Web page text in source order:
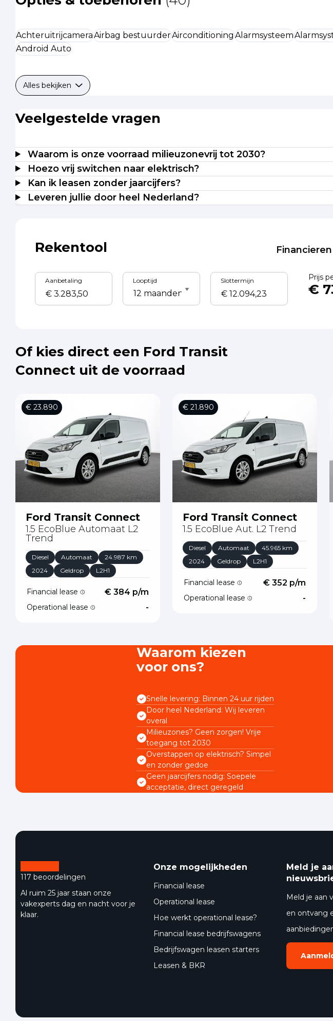
AchteruitrijcameraAirbag bestuurderAirconditioningAlarmsysteem
Android Auto
Alles bekijken
Veelgestelde vragen
Waarom is onze voorraad milieuzonevrij tot 2030?
Hoezo vrij switchen naar elektrisch?
Kan ik leasen zonder jaarcijfers?
Leveren jullie door heel Nederland?
Rekentool Financieren
Aanbetaling Looptijd Slottermijn Prijs
€
Of kies direct een Ford Transit
Connect uit de voorraad
€ 23.890
Ford Transit Connect
1.5 EcoBlue Automaat L2
Trend
Diesel Automaat
24.987 km
2024
Geldrop L2H1
Financial lease € 384 p/m
Operational lease -
€ 21.890
Ford Transit Connect
1.5 EcoBlue Aut. L2 Trend
Diesel Automaat
45.965 km
2024
Geldrop L2H1
Financial lease € 352 p/m
Operational lease -
Waarom kiezen
voor ons?
Snelle levering: Binnen 24 uur rijden
Door heel Nederland: Wij leveren
overal
Milieuzones? Geen zorgen! Vrije
toegang tot 2030
Overstappen op elektrisch? Simpel
en zonder gedoe
Geen jaarcijfers nodig: Soepele
acceptatie, direct geregeld
117 beoordelingen
Al ruim 25 jaar staan onze
vakexperts dag en nacht voor je
klaar.
Onze mogelijkheden
Financial lease
Operational lease
Hoe werkt operational lease?
Financial lease bedrijfswagens
Bedrijfswagen leasen starters
Leasen & BKR
Meld je
Meld je aan
en ontvang